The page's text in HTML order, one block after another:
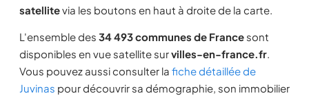
satellitevia les boutons en haut à droite de la carte.
L'ensemble des 34 493 communes de France sont
disponibles en vue satellite survilles-en-france.fr.
Vous pouvez aussi consulter la fiche détaillée de
Juvinas pour découvrir sa démographie, son immobilier